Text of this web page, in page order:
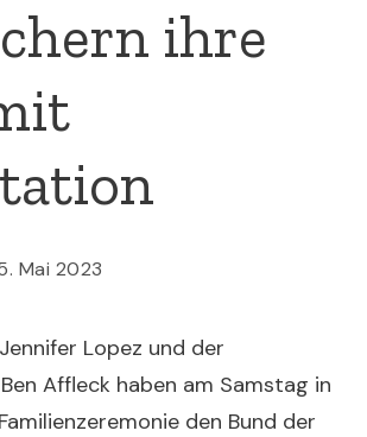
ihre
Mai 2023
Lopez und der
Affleck haben am Samstag in
den Bund der